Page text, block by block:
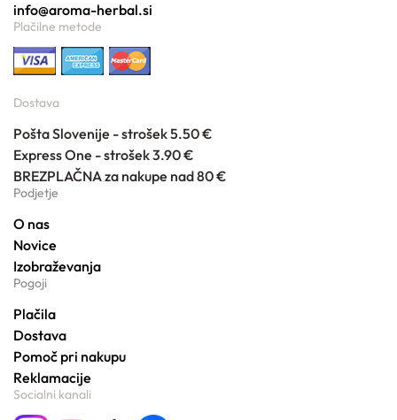
info@aroma-herbal.si
Plačilne metode
Dostava
Pošta Slovenije - strošek 5.50 €
Express One - strošek 3.90 €
BREZPLAČNA za nakupe nad 80 €
Podjetje
O nas
Novice
Izobraževanja
Pogoji
Plačila
Dostava
Pomoč pri nakupu
Reklamacije
Socialni kanali